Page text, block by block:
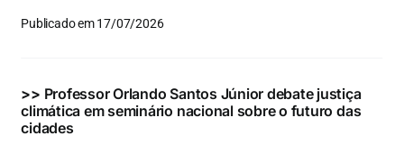
Publicado em 17/07/2026
>> Professor Orlando Santos Júnior debate justiça
climática em seminário nacional sobre o futuro das
cidades